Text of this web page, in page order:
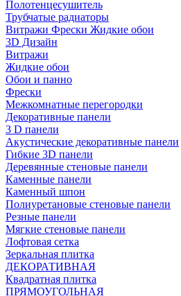
Полотенцесушитель
Трубчатые радиаторы
Витражи Фрески Жидкие обои
3D Дизайн
Витражи
Жидкие обои
Обои и панно
Фрески
Межкомнатные перегородки
Декоративные панели
3 D панели
Акустические декоративные панели
Гибкие 3D панели
Деревянные стеновые панели
Каменные панели
Каменный шпон
Полиуретановые стеновые панели
Резные панели
Мягкие стеновые панели
Лофтовая сетка
Зеркальная плитка
ДЕКОРАТИВНАЯ
Квадратная плитка
ПРЯМОУГОЛЬНАЯ